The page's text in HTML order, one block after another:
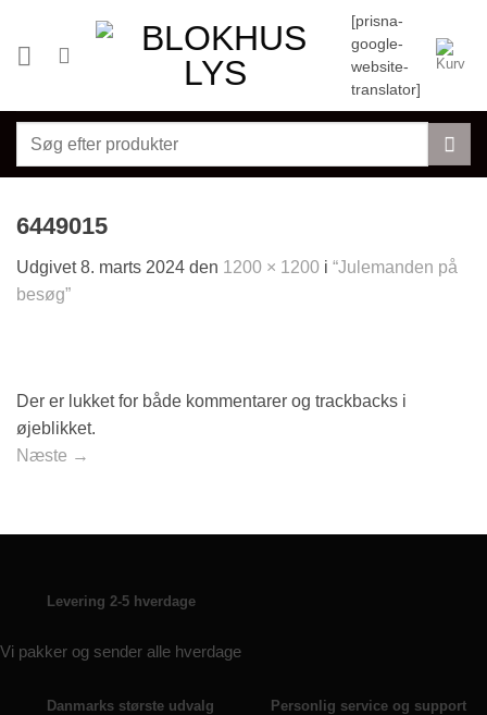
indhold
[prisna-
google-
website-
translator]
Søg
6449015
Udgivet8. marts 2024 den 1200 × 1200 i “Julemanden på
besøg”
Der er lukket for både kommentarer og trackbacks i
øjeblikket.
Næste →
Levering 2-5 hverdage
Vi pakker og sender alle hverdage
Danmarks største udvalg Personlig service og support